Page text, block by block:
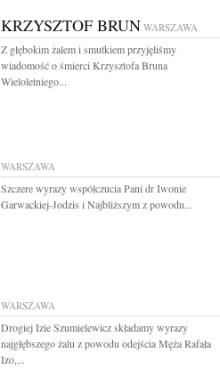
KRZYSZTOF BRUN WARSZAWA
Z głębokim żalem i smutkiem przyjęliśmy
wiadomość o śmierci Krzysztofa Bruna
Wieloletniego...
WARSZAWA
Szczere wyrazy współczucia Pani dr Iwonie
Garwackiej-Jodzis i Najbliższym z powodu...
WARSZAWA
Drogiej Izie Szumielewicz składamy wyrazy
najgłębszego żalu z powodu odejścia Męża Rafała
Izo,...